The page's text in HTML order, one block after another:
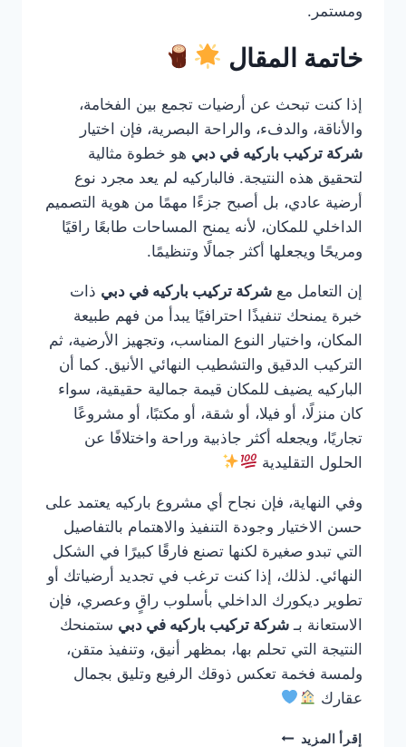
ومستمر.
خاتمة المقال
إذا كنت تبحث عن أرضيات تجمع بين الفخامة،
والأناقة، والدفء، والراحة البصرية، فإن اختيار
شركة تركيب باركيه في دبي هو خطوة مثالية
لتحقيق هذه النتيجة. فالباركيه لم يعد مجرد نوع
أرضية عادي، بل أصبح جزءًا مهمًا من هوية التصميم
الداخلي للمكان، لأنه يمنح المساحات طابعًا راقيًا
ومريحًا ويجعلها أكثر جمالًا وتنظيمًا.
إن التعامل مع شركة تركيب باركيه في دبي ذات
خبرة يمنحك تنفيذًا احترافيًا يبدأ من فهم طبيعة
المكان، واختيار النوع المناسب، وتجهيز الأرضية، ثم
التركيب الدقيق والتشطيب النهائي الأنيق. كما أن
الباركيه يضيف للمكان قيمة جمالية حقيقية، سواء
كان منزلًا، أو فيلا، أو شقة، أو مكتبًا، أو مشروعًا
تجاريًا، ويجعله أكثر جاذبية وراحة واختلافًا عن
الحلول التقليدية
وفي النهاية، فإن نجاح أي مشروع باركيه يعتمد على
حسن الاختيار وجودة التنفيذ والاهتمام بالتفاصيل
التي تبدو صغيرة لكنها تصنع فارقًا كبيرًا في الشكل
النهائي. لذلك، إذا كنت ترغب في تجديد أرضياتك أو
تطوير ديكورك الداخلي بأسلوب راقٍ وعصري، فإن
الاستعانة بـ شركة تركيب باركيه في دبي ستمنحك
النتيجة التي تحلم بها، بمظهر أنيق، وتنفيذ متقن،
ولمسة فخمة تعكس ذوقك الرفيع وتليق بجمال
عقارك
إقرأ المزيد شركة